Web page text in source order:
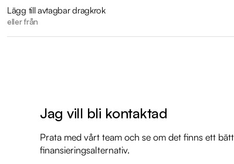
Möjlighet till 12-60 månaders garanti
Servicehistorik:
https://www.riddermarkbil.se/kopa-bil/mercedes-benz/
Lägg till avtagbar dragkrok
eller från
Jag vill bli kontaktad
Prata med vårt team och se om det finns ett
finansieringsalternativ.